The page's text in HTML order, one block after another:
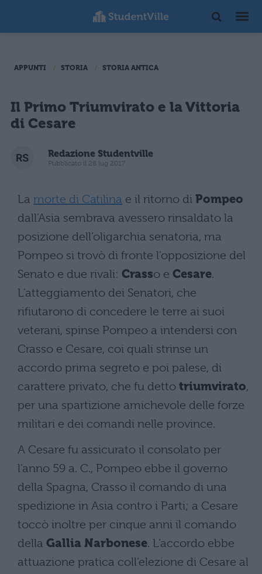
APPUNTI STORIA STORIA ANTICA
Il Primo Triumvirato e la Vittoria
di Cesare
Redazione Studentville
Pubblicato il 28 lug 2017
La morte di Catilina e il ritorno diPompeo
dall’Asia sembrava avessero rinsaldato la
posizione dell’oligarchia senatoria, ma
Pompeo si trovò di fronte l’opposizione del
Senato e due rivali: Crasso e Cesare.
L’atteggiamento dei Senatori, che
rifiutarono di concedere le terre ai suoi
veterani, spinse Pompeo a intendersi con
Crasso e Cesare, coi quali strinse un
accordo prima segreto e poi palese, di
carattere privato, che fu detto triumvirato,
per una spartizione amichevole delle forze
militari e dei comandi nelle province.
A Cesare fu assicurato il consolato per
l’anno 59 a. C., Pompeo ebbe il governo
della Spagna, Crasso il comando di una
spedizione in Asia contro i Parti; a Cesare
toccò inoltre per cinque anni il comando
della Gallia Narbonese. L’accordo ebbe
attuazione pratica coll’elezione di Cesare al